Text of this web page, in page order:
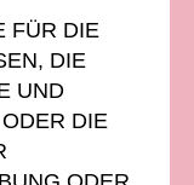
FÜR DIE
DIE
UND
DIE